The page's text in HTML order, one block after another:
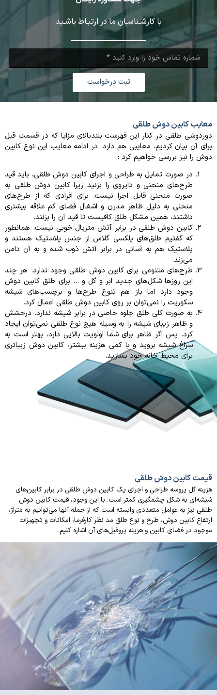
با کارشـناسـان ما در ارتبـاط باشـید
ثبت درخواست
معایب کابین دوش طلقی
دوردوشی طلقی در کنار این فهرست بلندبالای مزایا که در قسمت قبل
برای آن بیان کردیم، معایبی هم دارد. در ادامه معایب این نوع کابین
دوش را نیز بررسی خواهیم کرد :
در صورت تمایل به طراحی و اجرای کابین دوش طلقی، باید قید
طرح‌های منحنی و دایروی را بزنید زیرا کابین دوش طلقی به
صورت منحنی قابل اجرا نیست. برای افرادی که از طرح‌های
منحنی به دلیل ظاهر مدرن و اشغال فضای کم علاقه بیشتری
داشتند، همین مشکل طلق کافیست تا قید آن را بزنند.
کابین دوش طلقی در برابر آتش متریال خوبی نیست. همانطور
که گفتیم طلق‌های پلکسی گلاس از جنس پلاستیک هستند و
پلاستیک هم به آسانی در برابر آتش ذوب شده و به آن دامن
می‌زند.
طرح‌های متنوعی برای کابین دوش طلقی وجود ندارد. هر چند
این روزها شکل‌های جدید ابر و گل و … برای طلق کابین دوش
وجود دارد اما باز هم تنوع طرح‌ها و برچسب‌های شیشه
سکوریت را نمی‌توان بر روی کابین دوش طلقی اعمال کرد.
به صورت کلی طلق جلوه خاصی در برابر شیشه ندارد. درخشش
و ظاهر زیبای شیشه را به وسیله هیچ نوع طلقی نمی‌توان ایجاد
کرد. پس اگر ظاهر برای شما اولویت بالایی دارد، بهتر است به
سراغ شیشه بروید و با کمی هزینه بیشتر، کابین دوش زیباتری
برای محیط خانه خود بسازید.
قیمت کابین دوش طلقی
هزینه کل پروسه طراحی و اجرای یک کابین دوش طلقی در برابر کابین‌های
شیشه‌ای به شکل چشمگیری کمتر است. با این وجود، قیمت کابین دوش
طلقی نیز به عوامل متعددی وابسته است که از جمله آنها می‌توانیم به متراژ،
ارتفاع کابین دوش، طرح و نوع طلق مد نظر کارفرما، امکانات و تجهیزات
موجود در فضای کابین و هزینه پروفیل‌های آن اشاره کنیم.